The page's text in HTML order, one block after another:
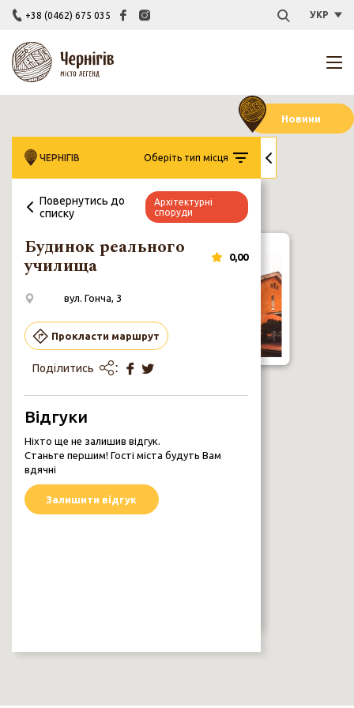
+38 (0462) 675 035 УКР
Новини
реального
ЧЕРНІГІВ Оберіть тип місця
Повернутись до
списку
Архітектурні
споруди
Будинок реального
училища 0,00
вул. Гонча, 3
Прокласти маршрут
Поділитись
Відгуки
Ніхто ще не залишив відгук.
Станьте першим! Гості міста будуть Вам
вдячні
Залишити відгук
Каталог
Відкривай
ТІЦи України
поколінь
БУДИНОК РЕАЛЬНОГО УЧИЛИЩА
Архітектурні споруди